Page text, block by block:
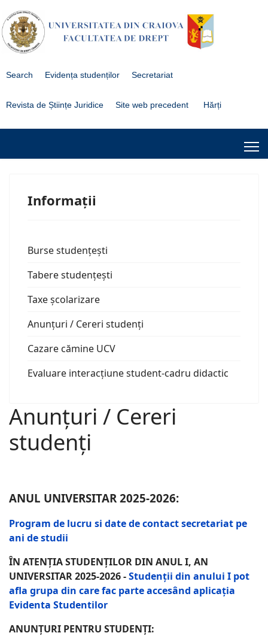
Search Evidența studenților Secretariat
Revista de Științe Juridice Site web precedent Hărți
Informații
Burse studențești
Tabere studențești
Taxe școlarizare
Anunțuri / Cereri studenți
Cazare cămine UCV
Evaluare interacțiune student-cadru didactic
Anunțuri / Cereri
studenți
ANUL UNIVERSITAR 2025-2026:
Program de lucru si date de contact secretariat pe
ani de studii
ÎN ATENȚIA STUDENȚILOR DIN ANUL I, AN
UNIVERSITAR 2025-2026 -Studenții din anului I pot
afla grupa din care fac parte accesând aplicația
Evidenta Studentilor
ANUNȚURI PENTRU STUDENȚI: